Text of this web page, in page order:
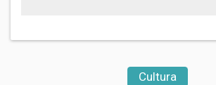
Cultura